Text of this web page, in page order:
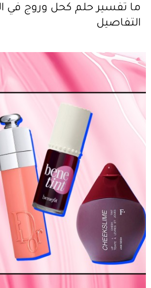
ما تفسير حلم كحل وروج في
التفاصيل